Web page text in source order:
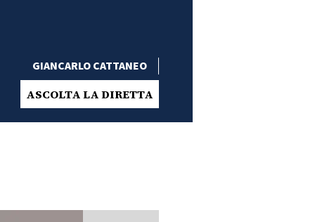
GIANCARLO CATTANEO
ASCOLTA LA DIRETTA